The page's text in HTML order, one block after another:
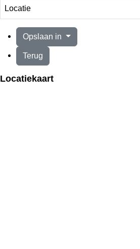
Locatie
Opslaan in
Terug
Locatiekaart